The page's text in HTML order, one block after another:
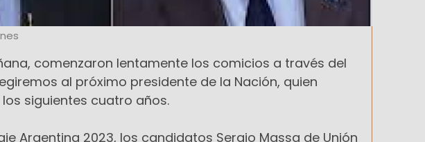
comenzaron lentamente los comicios a través del
al próximo presidente de la Nación, quien
siguientes cuatro años.
Argentina 2023, los candidatos Sergio Massa de Unión